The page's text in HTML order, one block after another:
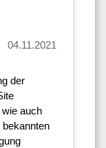
04.11.2021
der
auch
bekannten